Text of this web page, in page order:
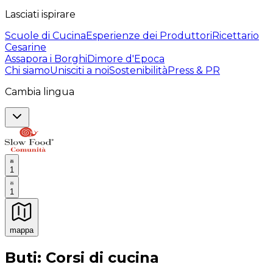
Lasciati ispirare
Scuole di CucinaEsperienze dei ProduttoriRicettario
Cesarine
Assapora i BorghiDimore d'Epoca
Chi siamoUnisciti a noiSostenibilitàPress & PR
Cambia lingua
1
1
mappa
Esperienze culinarie indimenticabili: Esperienze
Buti: Corsi di cucina